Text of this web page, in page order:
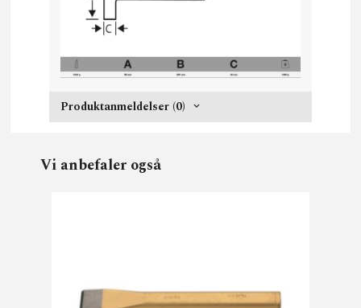
Produktanmeldelser (0)
Vi anbefaler også